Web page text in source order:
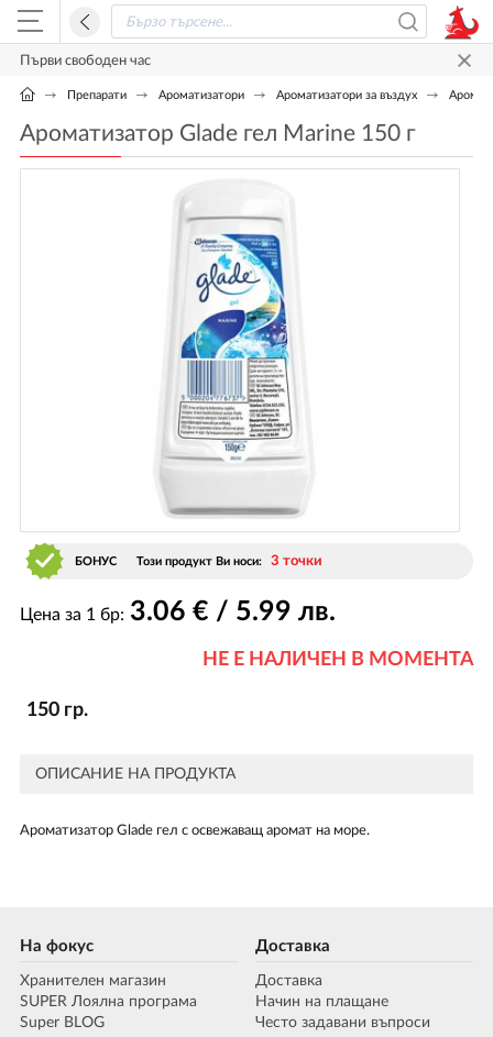
Първи свободен час
Препарати Ароматизатори Ароматизатори за въздух
Ароматизатор Glade гел Marine 150 г
БОНУС Този продукт Ви носи: 3 точки
Цена за 1 бр: 3.06 € / 5.99 лв.
НЕ Е НАЛИЧЕН В МОМЕНТА
150 гр.
ОПИСАНИЕ НА ПРОДУКТА
Ароматизатор Glade гел с освежаващ аромат на море.
На фокус
Хранителен магазин
SUPER Лоялна програма
Super BLOG
Доставка
Доставка
Начин на плащане
Често задавани въпроси